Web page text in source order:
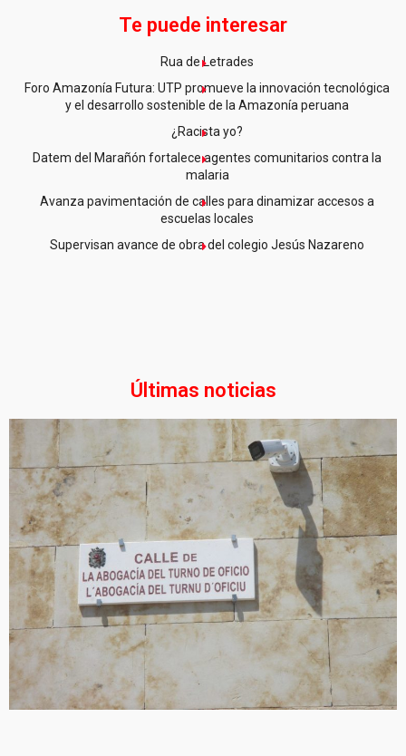
Te puede interesar
Rua de Letrades
Foro Amazonía Futura: UTP promueve la innovación tecnológica
y el desarrollo sostenible de la Amazonía peruana
¿Racista yo?
Datem del Marañón fortalece agentes comunitarios contra la
malaria
Avanza pavimentación de calles para dinamizar accesos a
escuelas locales
Supervisan avance de obra del colegio Jesús Nazareno
Últimas noticias